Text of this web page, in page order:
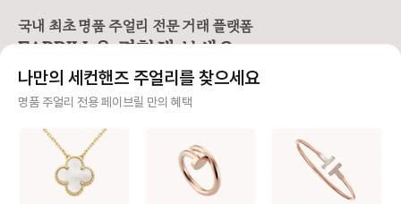
프 팔찌를 목걸이로 바꾸는 방법
1️⃣ 6모티브 목걸이 반클리프 알함브
팔찌 + 알함브라 빈티지 목걸이) -
팔찌 고리를 → 목걸이 클로버 쪽에
걸어주세요. - 목걸이 고리를 → 팔
인으로 5모티브 목걸이 - 연장체인
을 별도로 구매, 팔찌에 연결하여 목
걸이로 활용해요. 반클리프 5모티브
연장체인 등으로 키워드 검색해보시
면 구매 가능한 체인들을 별도 구매
즈를 선택할 수 없고 총 길이 19cm
로 스펙이 동일해요. 손목이 얇은 분
요, 저 역시 오닉스 5모티브 팔찌를
😉 [반클리프 알함브라 5모티브 팔
· 클로버 안쪽에 잠금 고리를 걸어 참
처럼 연출하는 방법 · 클로버가 찰랑
거려 매력적이고 길이 수선이 필요
없음 · 다만, 혼자 착용하거나 뺄 때
조금 불편 2️⃣ AS로 길이 수선하기 ·
티브를 기준으로 양
크기가 작아 2·3cm
호되는 편이에요! 특히 빈티지는 4
cm, 스위트는 2cm
고리를 활용해 순정
국내 최초 명품 주얼리 전문 거래 플랫폼
FABRILL을 경험해 보세요.
사기 걱정 없는 안전 결제
니면 반환해 드려요.
주얼리 전문 이중 검수
주얼리 검수에 특화된 페이브릴 검수팀과 전문 감정사가 컨디션 및 정품 여부를 철저하고 꼼꼼하
나만의 세컨핸즈 주얼리를 찾으세요
명품 주얼리 전용 페이브릴 만의 혜택